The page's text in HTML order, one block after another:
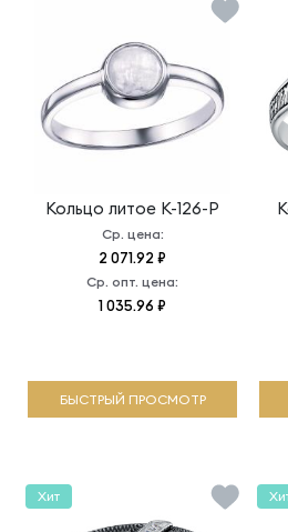
Кольцо литое К-126-Р
Ср. цена:
2 071.92 ₽
Ср. опт. цена:
1 035.96 ₽
БЫСТРЫЙ ПРОСМОТР
Хит